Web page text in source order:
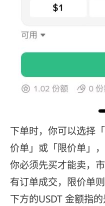
下单时，你可以选择
价单」或「限价单」
你必须先买才能卖，
有订单成交，限价单
下方的USDT 金额指